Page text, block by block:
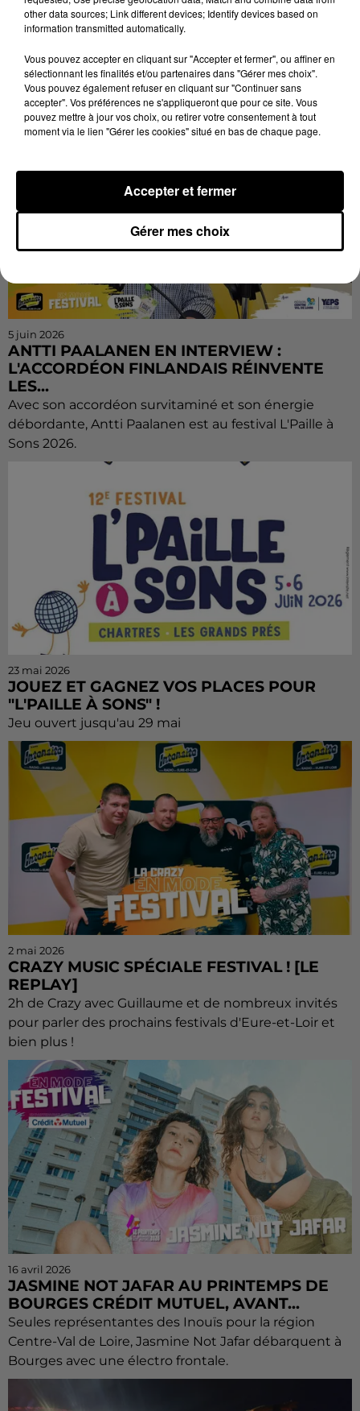
5 juin 2026
YOUTHIE OUVRE LA 12ᵉ ÉDITION DE
Multi-instrumentiste reconnue de la scène reggae et
dub, Youthie donnera le coup d'envoi de la 12ᵉ édition
de L'Paille à Sons. Une artiste à découvrir avant...
5 juin 2026
ANTTI PAALANEN EN INTERVIEW :
L'ACCORDÉON FINLANDAIS RÉINVENTE
LES...
Avec son accordéon survitaminé et son énergie
débordante, Antti Paalanen est au festival L'Paille à
Sons 2026.
23 mai 2026
JOUEZ ET GAGNEZ VOS PLACES POUR
"L'PAILLE À SONS" !
Jeu ouvert jusqu'au 29 mai
2 mai 2026
CRAZY MUSIC SPÉCIALE FESTIVAL ! [LE
REPLAY]
2h de Crazy avec Guillaume et de nombreux invités
pour parler des prochains festivals d'Eure-et-Loir et
bien plus !
16 avril 2026
JASMINE NOT JAFAR AU PRINTEMPS DE
BOURGES CRÉDIT MUTUEL, AVANT...
Seules représentantes des Inouïs pour la région
Centre-Val de Loire, Jasmine Not Jafar débarquent à
Bourges avec une électro frontale.
other data sources; Link different devices; Identify devices based on
information transmitted automatically.
Vous pouvez accepter en cliquant sur "Accepter et fermer", ou affiner en
sélectionnant les finalités et/ou partenaires dans "Gérer mes choix".
Vous pouvez également refuser en cliquant sur "Continuer sans
accepter". Vos préférences ne s'appliqueront que pour ce site. Vous
pouvez mettre à jour vos choix, ou retirer votre consentement à tout
moment via le lien "Gérer les cookies" situé en bas de chaque page.
Gérer mes choix
Accepter et fermer